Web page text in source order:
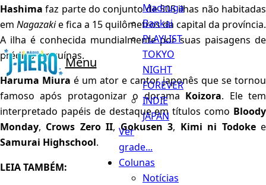
Menu
Madruga
Bankai
PLAYLIST
TOKYO
NIGHT
FOREVER
INDIE
JAPAN
Ver
grade...
Colunas
Notícias
Hashimafaz parte do conjunto de 505 ilhas não habitadas
em Nagazakie fica a 15 quilômetros da capital da província.
A ilha é conhecida mundialmente por suas paisagens de
prédios em ruínas.
Haruma Miura é um ator e cantor japonês que se tornou
famoso após protagonizar o dorama Koizora. Ele tem
interpretado papéis de destaque em títulos como Bloody
Monday, Crows Zero II,Gokusen 3, Kimi ni Todokee
Samurai Highschool.
LEIA TAMBÉM: